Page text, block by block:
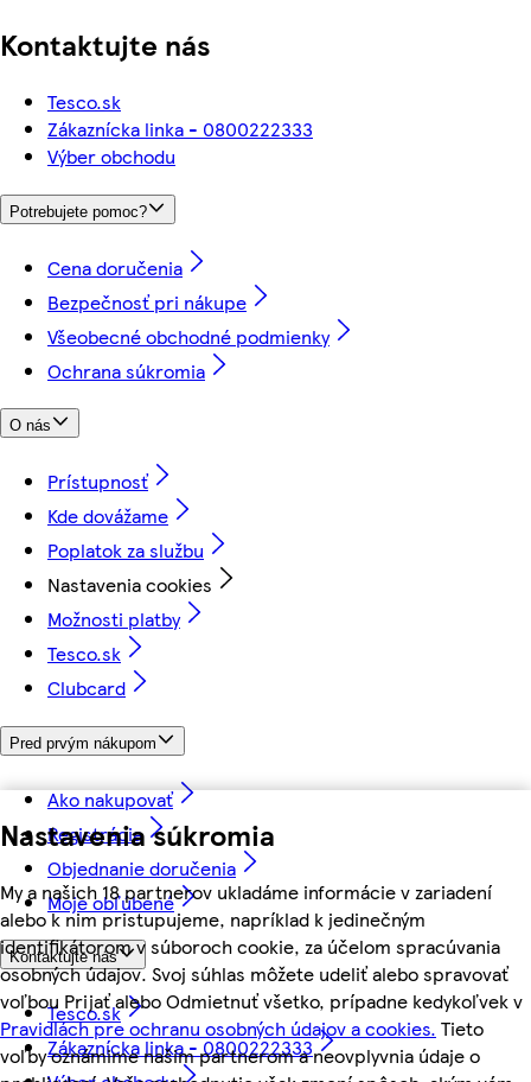
Nastavenia súkromia
My a našich 18 partnerov ukladáme informácie v zariadení
alebo k nim pristupujeme, napríklad k jedinečným
identifikátorom v súboroch cookie, za účelom spracúvania
osobných údajov. Svoj súhlas môžete udeliť alebo spravovať
voľbou Prijať alebo Odmietnuť všetko, prípadne kedykoľvek v
Pravidlách pre ochranu osobných údajov a cookies. Tieto
voľby oznámime našim partnerom a neovplyvnia údaje o
Kontaktujte nás
Tesco.sk
Zákaznícka linka - 0800222333
Výber obchodu
Potrebujete pomoc?
Cena doručenia
Bezpečnosť pri nákupe
Všeobecné obchodné podmienky
Ochrana súkromia
O nás
Prístupnosť
Kde dovážame
Poplatok za službu
Nastavenia cookies
Možnosti platby
Tesco.sk
Clubcard
Pred prvým nákupom
Ako nakupovať
Registrácia
Objednanie doručenia
Moje obľúbené
Kontaktujte nás
Tesco.sk
Zákaznícka linka - 0800222333